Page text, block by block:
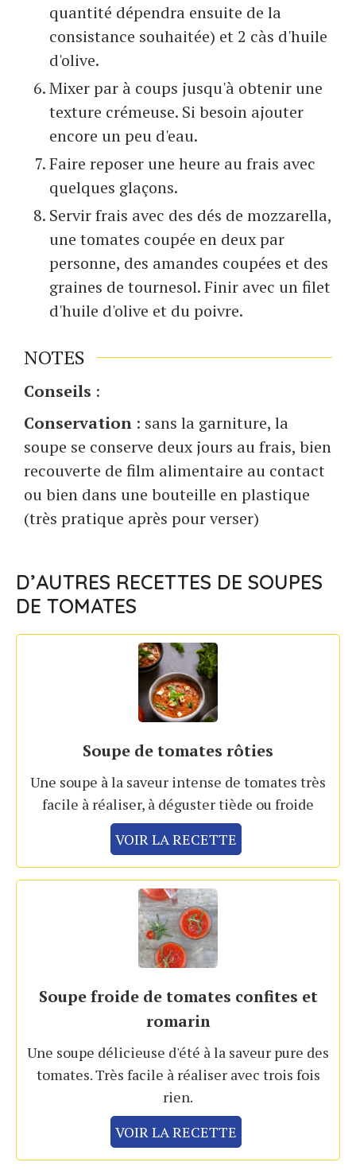
quantité dépendra ensuite de la
consistance souhaitée) et 2 càs d'huile
d'olive.
Mixer par à coups jusqu'à obtenir une
texture crémeuse. Si besoin ajouter
encore un peu d'eau.
Faire reposer une heure au frais avec
quelques glaçons.
Servir frais avec des dés de mozzarella,
une tomates coupée en deux par
personne, des amandes coupées et des
graines de tournesol. Finir avec un filet
d'huile d'olive et du poivre.
NOTES
Conseils :
Conservation : sans la garniture, la
soupe se conserve deux jours au frais, bien
recouverte de film alimentaire au contact
ou bien dans une bouteille en plastique
(très pratique après pour verser)
D’AUTRES RECETTES DE SOUPES
DE TOMATES
Soupe de tomates rôties
Une soupe à la saveur intense de tomates très
facile à réaliser, à déguster tiède ou froide
VOIR LA RECETTE
Soupe froide de tomates confites et
romarin
Une soupe délicieuse d'été à la saveur pure des
tomates. Très facile à réaliser avec trois fois
rien.
VOIR LA RECETTE